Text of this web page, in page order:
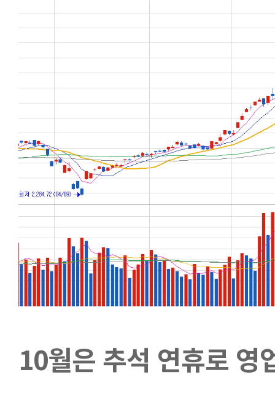
10월은 추석 연휴로 영